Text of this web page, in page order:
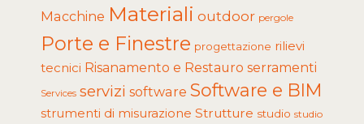
Macchine Materiali outdoor pergole
Porte e Finestre progettazione rilievi
tecnici Risanamento e Restauro serramenti
Services servizi software Software e BIM
strumenti di misurazione Strutture studio studio